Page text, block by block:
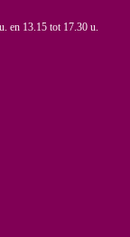
en 13.15 tot 17.30 u.